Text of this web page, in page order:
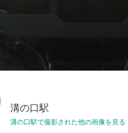
溝の口駅
溝の口駅で撮影された他の画像を見る